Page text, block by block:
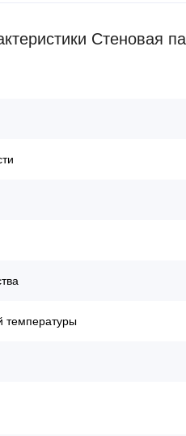
Стеновая
температуры